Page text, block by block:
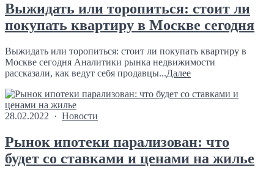
Выжидать или торопиться: стоит ли
покупать квартиру в Москве сегодня
Выжидать или торопиться: стоит ли покупать квартиру в
Москве сегодня Аналитики рынка недвижимости
рассказали, как ведут себя продавцы...Далее
28.02.2022 · Новости
Рынок ипотеки парализован: что
будет со ставками и ценами на жилье